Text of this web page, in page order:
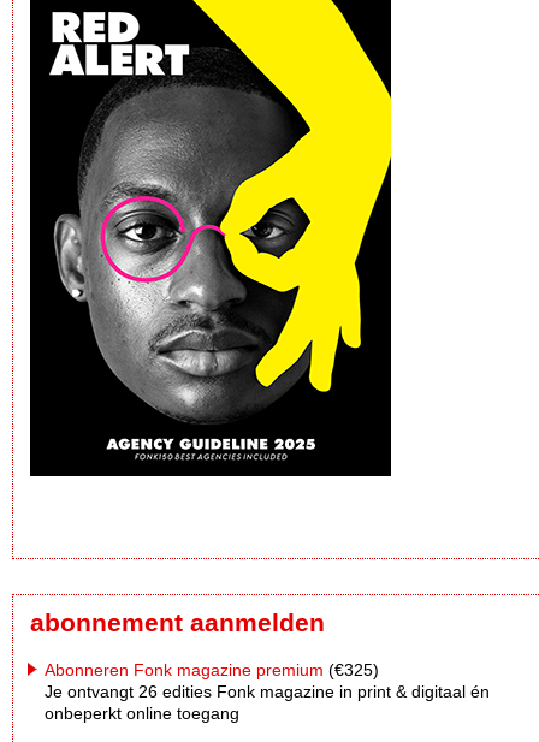
abonnement aanmelden
Abonneren Fonk magazine premium (€325)
Je ontvangt 26 edities Fonk magazine in print & digitaal én
onbeperkt online toegang